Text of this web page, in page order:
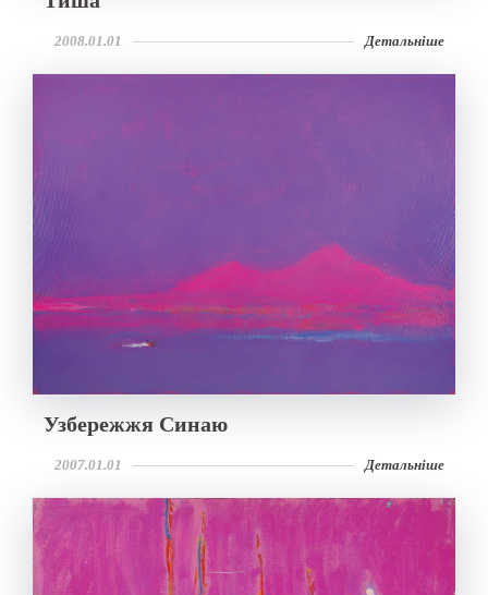
2008.01.01 Детальніше
Узбережжя Синаю
2007.01.01 Детальніше